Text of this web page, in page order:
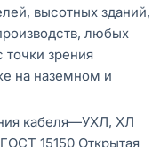
высотных зданий,
любых
зрения
на наземном и
кабеля—УХЛ, ХЛ
15150 Открытая